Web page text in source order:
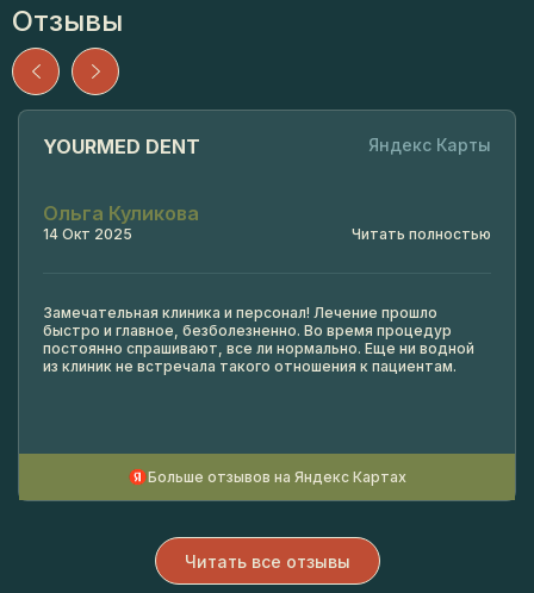
Отзывы
YOURMED DENT Яндекс Карты
Ольга Куликова
14 Окт 2025 Читать полностью
Замечательная клиника и персонал! Лечение прошло
быстро и главное, безболезненно. Во время процедур
постоянно спрашивают, все ли нормально. Еще ни водной
из клиник не встречала такого отношения к пациентам.
Больше отзывов на Яндекс Картах
Читать все отзывы